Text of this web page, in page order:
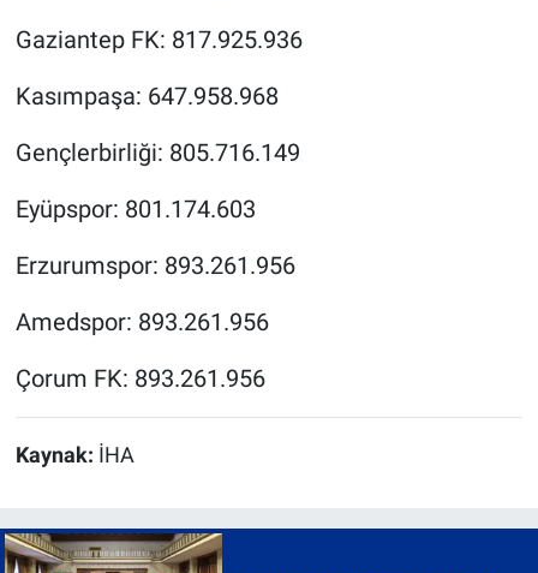
Gaziantep FK: 817.925.936
Kasımpaşa: 647.958.968
Gençlerbirliği: 805.716.149
Eyüpspor: 801.174.603
Erzurumspor: 893.261.956
Amedspor: 893.261.956
Çorum FK: 893.261.956
Kaynak: İHA